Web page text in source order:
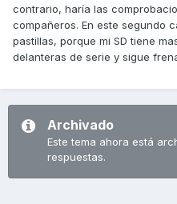
contrario, haría las
compañeros. En este segundo
pastillas, porque mi SD tiene
delanteras de serie y sigue
Archivado
Este tema ahora está
respuestas.